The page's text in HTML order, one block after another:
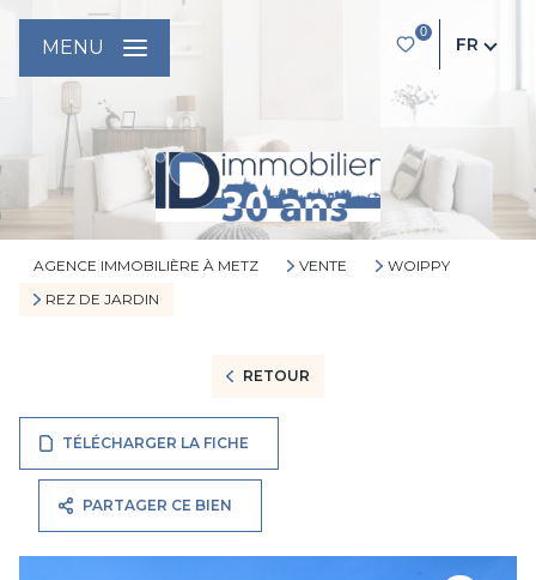
0
FR
MENU
AGENCE IMMOBILIÈRE À METZ VENTE
WOIPPY
REZ DE JARDIN
RETOUR
TÉLÉCHARGER LA FICHE
PARTAGER CE BIEN